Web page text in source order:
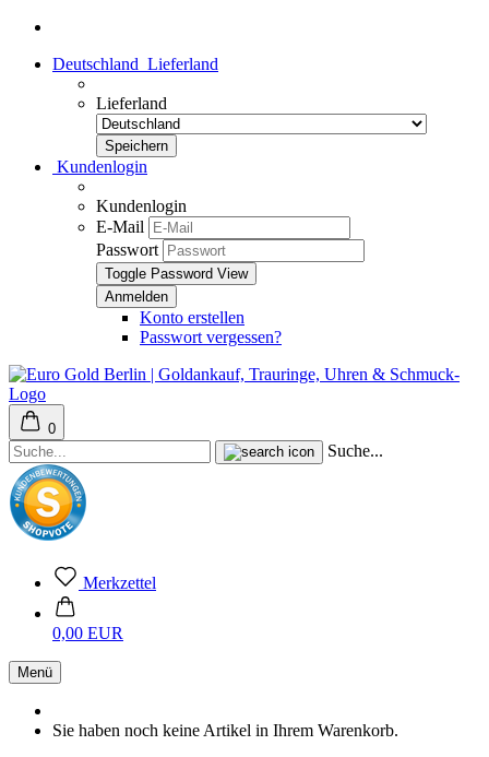
Deutschland Lieferland
Lieferland
Kundenlogin
Kundenlogin
E-Mail
Passwort
Toggle Password View
Konto erstellen
Passwort vergessen?
0
Suche...
Merkzettel
0,00 EUR
Menü
Sie haben noch keine Artikel in Ihrem Warenkorb.